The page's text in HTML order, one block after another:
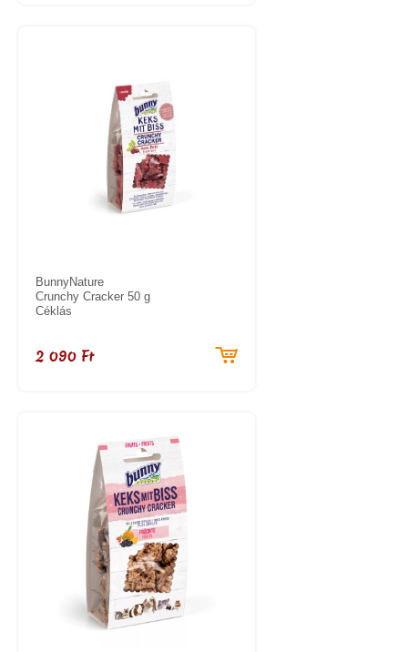
BunnyNature
Crunchy Cracker 50 g
Céklás
2 090 Ft